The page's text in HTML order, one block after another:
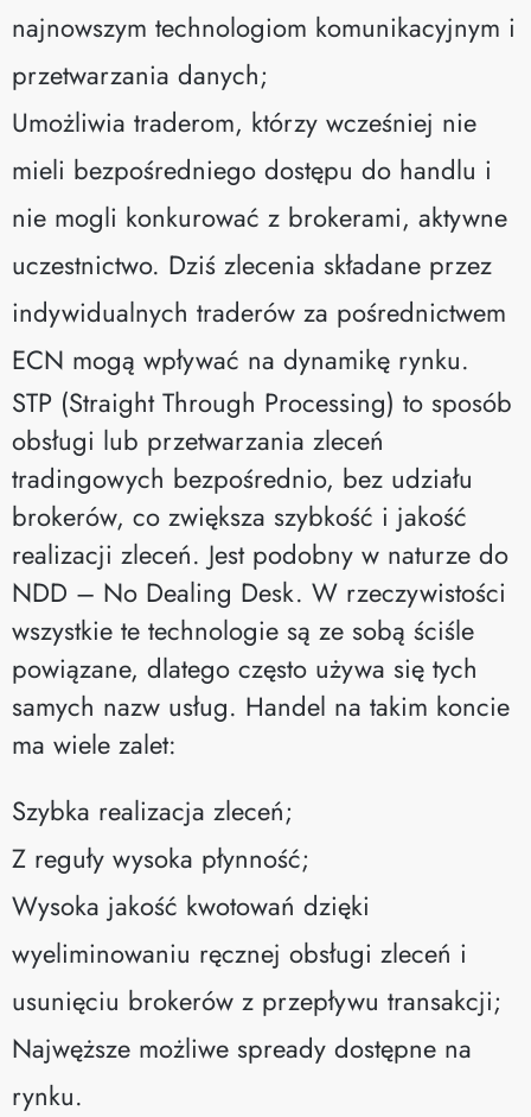
najnowszym technologiom komunikacyjnym i
przetwarzania danych;
Umożliwia traderom, którzy wcześniej nie
mieli bezpośredniego dostępu do handlu i
nie mogli konkurować z brokerami, aktywne
uczestnictwo. Dziś zlecenia składane przez
indywidualnych traderów za pośrednictwem
ECN mogą wpływać na dynamikę rynku.
STP (Straight Through Processing) to sposób
obsługi lub przetwarzania zleceń
tradingowych bezpośrednio, bez udziału
brokerów, co zwiększa szybkość i jakość
realizacji zleceń. Jest podobny w naturze do
NDD – No Dealing Desk. W rzeczywistości
wszystkie te technologie są ze sobą ściśle
powiązane, dlatego często używa się tych
samych nazw usług. Handel na takim koncie
ma wiele zalet:
Szybka realizacja zleceń;
Z reguły wysoka płynność;
Wysoka jakość kwotowań dzięki
wyeliminowaniu ręcznej obsługi zleceń i
usunięciu brokerów z przepływu transakcji;
Najwęższe możliwe spready dostępne na
rynku.